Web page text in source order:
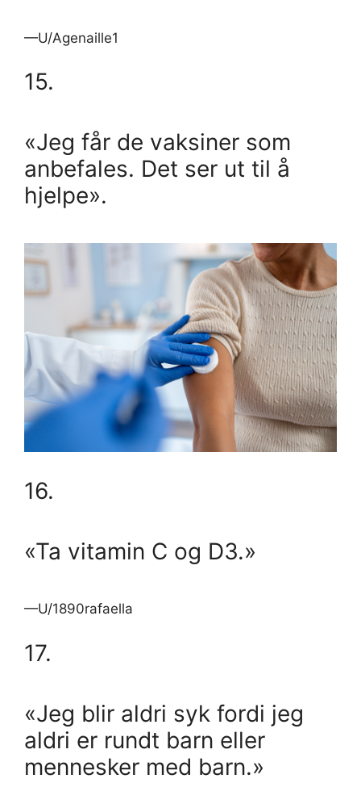
—U/Agenaille1
15.
«Jeg får de vaksiner som
anbefales. Det ser ut til å
hjelpe».
16.
«Ta vitamin C og D3.»
—U/1890rafaella
17.
«Jeg blir aldri syk fordi jeg
aldri er rundt barn eller
mennesker med barn.»